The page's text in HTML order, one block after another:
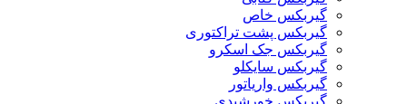
گیربکس خاص
گیربکس پشت تراکتوری
گیربکس جک اسکرو
گیربکس سایکلو
گیربکس واریاتور